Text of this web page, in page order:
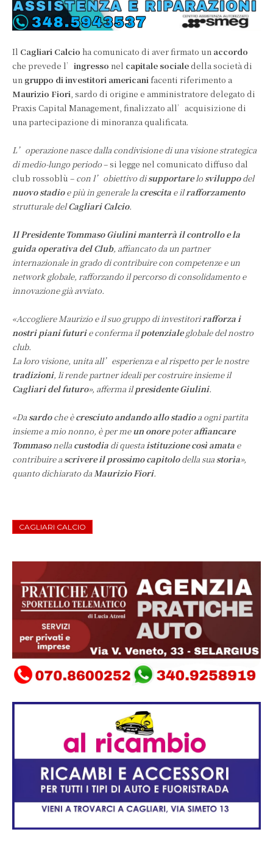
Il Cagliari Calcio ha comunicato di aver firmato un accordo
che prevede l’ ingresso nel capitale socialedella società di
un gruppo di investitori americanifacenti riferimento a
Maurizio Fiori, sardo di origine e amministratore delegato di
Praxis Capital Management, finalizzato all’acquisizione di
una partecipazione di minoranza qualificata.
L’operazione nasce dalla condivisione di una visione strategica
di medio-lungo periodo– si legge nel comunicato diffuso dal
club rossoblù – con l’obiettivo disupportarelosviluppodel
nuovo stadioe più in generale la crescita e ilrafforzamento
strutturale delCagliari Calcio.
Il Presidente Tommaso Giulini manterrà il controllo e la
guida operativa del Club, affiancato da un partner
internazionale in grado di contribuire con competenze e un
network globale, rafforzando il percorso di consolidamento e
innovazione già avviato.
«Accogliere Maurizio e il suo gruppo di investitorirafforza i
nostri piani futurie conferma ilpotenzialeglobale del nostro
club.
La loro visione, unita all’esperienza e al rispetto per le nostre
tradizioni, li rende partner ideali per costruire insieme il
Cagliari del futuro», afferma ilpresidente Giulini.
«Dasardoche ècresciuto andando allo stadioa ogni partita
insieme a mio nonno, è per meun onorepoteraffiancare
Tommasonella custodia di questaistituzione così amata e
contribuire ascrivere il prossimo capitolodella suastoria»,
quanto dichiarato daMaurizio Fiori.
CAGLIARI CALCIO